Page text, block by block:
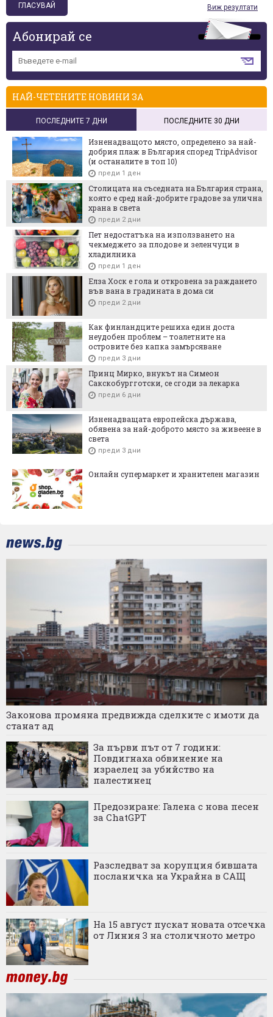
Виж резултати
Абонирай се
НАЙ-ЧЕТЕНИТЕ НОВИНИ ЗА
ПОСЛЕДНИТЕ 7 ДНИ ПОСЛЕДНИТЕ 30 ДНИ
Изненадващото място, определено за най-
добрия плаж в България според TripAdvisor
(и останалите в топ 10)
преди 1 ден
Столицата на съседната на България страна,
която е сред най-добрите градове за улична
храна в света
преди 2 дни
Пет недостатъка на използването на
чекмеджето за плодове и зеленчуци в
хладилника
преди 1 ден
Елза Хоск е гола и откровена за раждането
във вана в градината в дома си
преди 2 дни
Как финландците решиха един доста
неудобен проблем – тоалетните на
островите без капка замърсяване
преди 3 дни
Принц Мирко, внукът на Симеон
Сакскобургготски, се сгоди за лекарка
преди 6 дни
Изненадващата европейска държава,
обявена за най-доброто място за живеене в
света
преди 3 дни
Онлайн супермаркет и хранителен магазин
Законова промяна предвижда сделките с имоти да
станат ад
За първи път от 7 години:
Повдигнаха обвинение на
израелец за убийство на
палестинец
Предозиране: Галена с нова песен
за ChatGPT
Разследват за корупция бившата
посланичка на Украйна в САЩ
На 15 август пускат новата отсечка
от Линия 3 на столичното метро